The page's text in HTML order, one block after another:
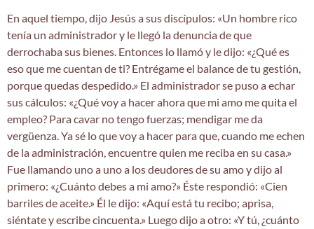
En aquel tiempo, dijo Jesús a sus discípulos: «Un hombre rico
tenía un administrador y le llegó la denuncia de que
derrochaba sus bienes. Entonces lo llamó y le dijo: «¿Qué es
eso que me cuentan de ti? Entrégame el balance de tu gestión,
porque quedas despedido.» El administrador se puso a echar
sus cálculos: «¿Qué voy a hacer ahora que mi amo me quita el
empleo? Para cavar no tengo fuerzas; mendigar me da
vergüenza. Ya sé lo que voy a hacer para que, cuando me echen
de la administración, encuentre quien me reciba en su casa.»
Fue llamando uno a uno a los deudores de su amo y dijo al
primero: «¿Cuánto debes a mi amo?» Éste respondió: «Cien
barriles de aceite.» Él le dijo: «Aquí está tu recibo; aprisa,
siéntate y escribe cincuenta.» Luego dijo a otro: «Y tú, ¿cuánto